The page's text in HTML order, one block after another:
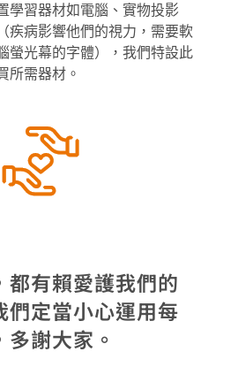
學習器材如電腦、實物投影
疾病影響他們的視力，需要軟
螢光幕的字體），我們特設此
所需器材。
都有賴愛護我們的
們定當小心運用每
謝大家。